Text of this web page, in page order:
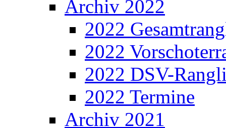
Archiv 2022
2022
2022
2022 DSV-
2022 Termine
Archiv 2021